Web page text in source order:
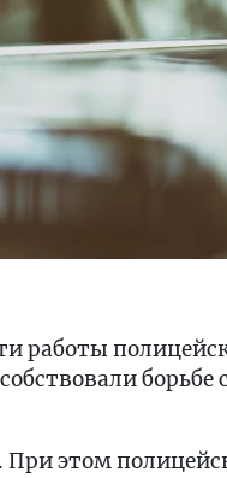
работы
борьбе с
При этом